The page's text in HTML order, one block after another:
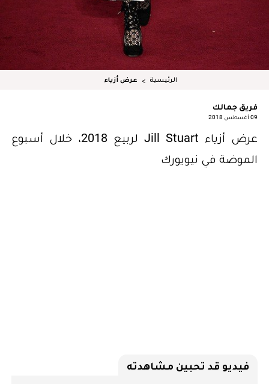
الرئيسية عرض أزياء
فريق جمالك
09 أغسطس 2018
عرض أزياء Jill Stuart لربيع 2018، خلال أسبوع
الموضة في نيويورك
فيديو قد تحبين مشاهدته